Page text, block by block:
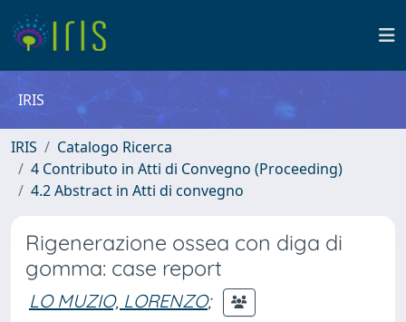
IRIS
IRIS
Catalogo Ricerca
4 Contributo in Atti di Convegno (Proceeding)
4.2 Abstract in Atti di convegno
Rigenerazione ossea con diga di
gomma: case report
LO MUZIO, LORENZO;